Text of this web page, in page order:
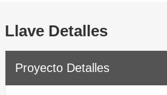
Llave Detalles
Proyecto Detalles